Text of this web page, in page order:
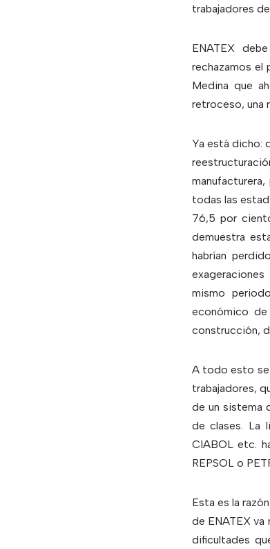
trabajadores
ENATEX
rechazamos el
Medina que
retroceso, una
Ya está dicho:
todas las
76,5 por
demuestra
habrían
mismo
económico
construcción,
A todo esto se
trabajadores,
de un sistema
de clases. La
CIABOL etc.
REPSOL o
Esta es la
de ENATEX va
dificultades